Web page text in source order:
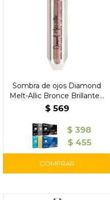
Sombra de ojos Diamond
Melt-Allic Bronce Brillante -
Physicians
$ 569
$ 398
$ 455